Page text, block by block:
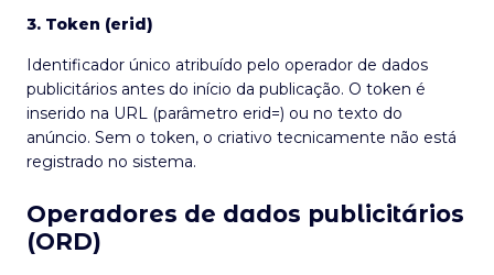
3. Token (erid)
Identificador único atribuído pelo operador de dados
publicitários antes do início da publicação. O token é
inserido na URL (parâmetro erid=) ou no texto do
anúncio. Sem o token, o criativo tecnicamente não está
registrado no sistema.
Operadores de dados publicitários
(ORD)